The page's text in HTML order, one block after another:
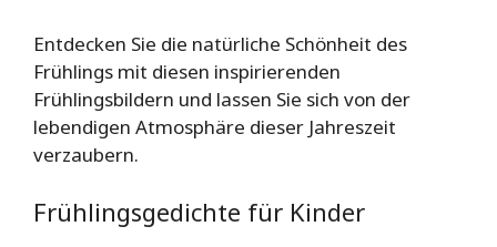
Entdecken Sie die natürliche Schönheit des
Frühlings mit diesen inspirierenden
Frühlingsbildern und lassen Sie sich von der
lebendigen Atmosphäre dieser Jahreszeit
verzaubern.
Frühlingsgedichte für Kinder